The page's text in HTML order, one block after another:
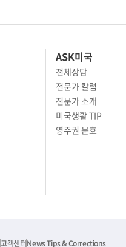
ASK미국
전체상담
전문가 칼럼
전문가 소개
미국생활 TIP
영주권 문호
고객센터News Tips & Corrections